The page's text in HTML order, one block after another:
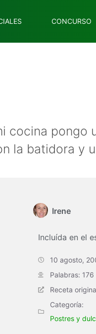
CONCURSO
cocina pongo
la batidora y
Irene
Incluída en el
10 agosto,
Palabras: 176
Receta
Categoría:
Postres y